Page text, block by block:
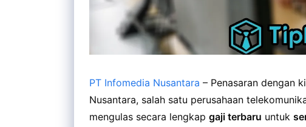
PT Infomedia Nusantara – Penasaran dengan
Nusantara, salah satu perusahaan
mengulas secara lengkap gaji terbaru untuk